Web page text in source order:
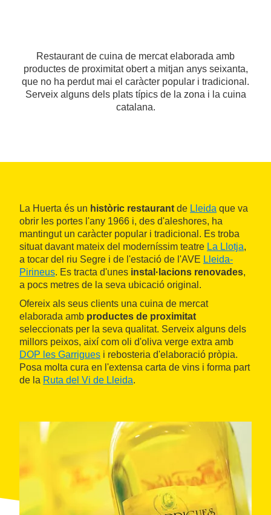
Restaurant de cuina de mercat elaborada amb
productes de proximitat obert a mitjan anys seixanta,
que no ha perdut mai el caràcter popular i tradicional.
Serveix alguns dels plats típics de la zona i la cuina
catalana.
La Huerta és un històric restaurant de Lleida que va
obrir les portes l'any 1966 i, des d'aleshores, ha
mantingut un caràcter popular i tradicional. Es troba
situat davant mateix del moderníssim teatre La Llotja,
a tocar del riu Segre i de l'estació de l'AVE Lleida-
Pirineus. Es tracta d'unes instal·lacions renovades,
a pocs metres de la seva ubicació original.
Ofereix als seus clients una cuina de mercat
elaborada amb productes de proximitat
seleccionats per la seva qualitat. Serveix alguns dels
millors peixos, així com oli d'oliva verge extra amb
DOP les Garrigues i rebosteria d'elaboració pròpia.
Posa molta cura en l'extensa carta de vins i forma part
de la Ruta del Vi de Lleida.